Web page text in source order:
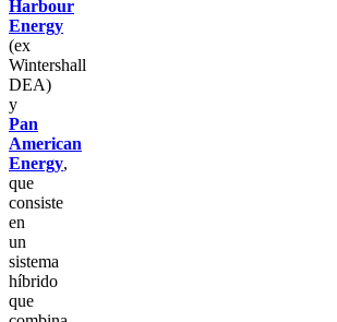
Harbour
Energy
(ex
Wintershall
DEA)
y
Pan
American
Energy,
que
consiste
en
un
sistema
híbrido
que